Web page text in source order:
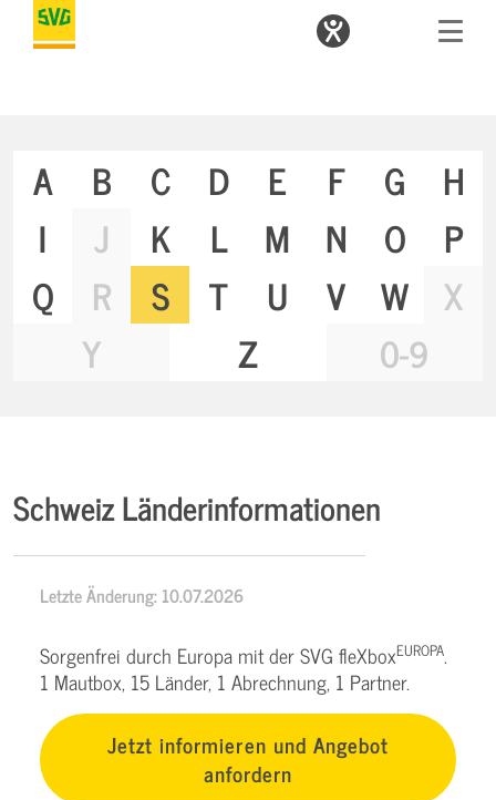
A B C D E F G
H
I
J K L M N O
P
Q
R S T U V W
X
Y
Z 0-9
Schweiz Länderinformationen
Letzte Änderung: 10.07.2026
Sorgenfrei durch Europa mit der SVG fleXboxEUROPA.
1 Mautbox, 15 Länder, 1 Abrechnung, 1 Partner.
Jetzt informieren und Angebot
anfordern